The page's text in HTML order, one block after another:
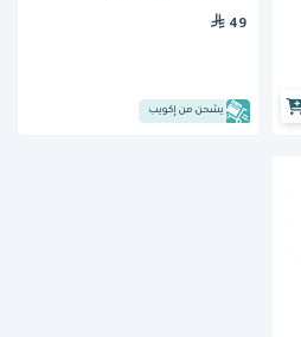
49
يشحن من إكويب